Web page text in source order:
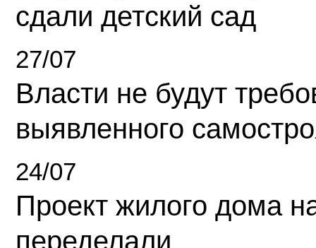
сдали детский сад
27/07
Власти не будут
выявленного
24/07
Проект жилого дома
переделали